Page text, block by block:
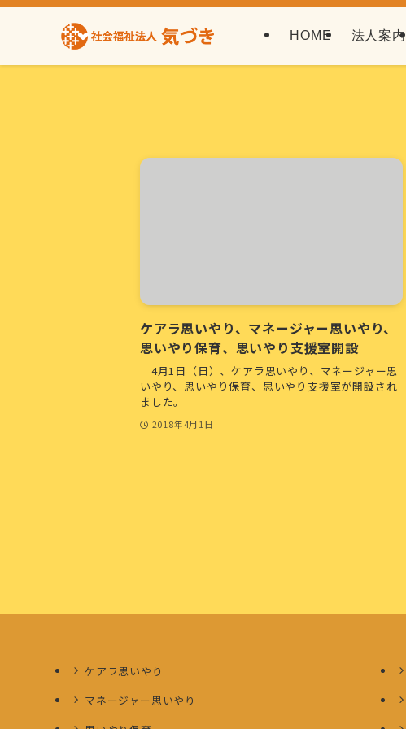
HOME 法人案内
ケアラ思いやり、マネージャー思いやり、
思いやり保育、思いやり支援室開設
4月1日（日）、ケアラ思いやり、マネージャー思
いやり、思いやり保育、思いやり支援室が開設され
ました。
2018年4月1日
ケアラ思いやり
マネージャー思いやり